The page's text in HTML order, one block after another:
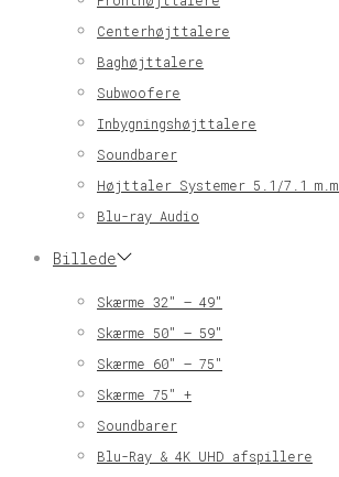
Centerhøjttalere
Baghøjttalere
Subwoofere
Inbygningshøjttalere
Soundbarer
Højttaler Systemer 5.1/7.1 m.m.
Blu-ray Audio
Billede
Skærme 32″ – 49″
Skærme 50″ – 59″
Skærme 60″ – 75″
Skærme 75″ +
Soundbarer
Blu-Ray & 4K UHD afspillere